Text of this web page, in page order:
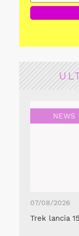
NEWS
07/08/2026
Trek lancia